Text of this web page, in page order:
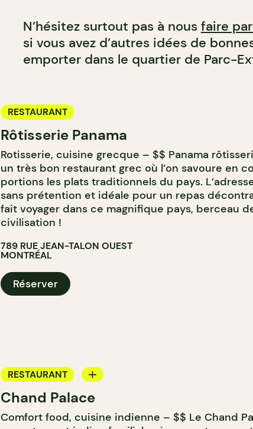
N’hésitez surtout pas à nous faire
si vous avez d’autres idées de
emporter dans le quartier de Parc-
RESTAURANT
Rôtisserie Panama
Rotisserie, cuisine grecque – $$ Panama
un très bon restaurant grec où l’on savoure en
portions les plats traditionnels du pays.
sans prétention et idéale pour un repas
fait voyager dans ce magnifique pays, berceau
civilisation !
789 RUE JEAN-TALON OUEST
MONTRÉAL
Réserver
RESTAURANT
APPORTEZ VOTRE VIN
Chand Palace
Comfort food, cuisine indienne – $$ Le Chand